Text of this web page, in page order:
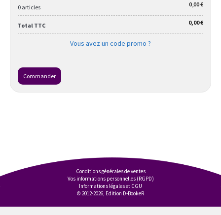
0 articles 0,00 €
Total TTC 0,00 €
Vous avez un code promo ?
Commander
Conditions générales de ventes
Vos informations personnelles (RGPD)
Informations légales et CGU
© 2012-2026, Edition D-BookeR